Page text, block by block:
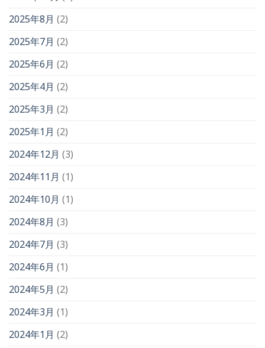
2025年8月 (2)
2025年7月 (2)
2025年6月 (2)
2025年4月 (2)
2025年3月 (2)
2025年1月 (2)
2024年12月 (3)
2024年11月 (1)
2024年10月 (1)
2024年8月 (3)
2024年7月 (3)
2024年6月 (1)
2024年5月 (2)
2024年3月 (1)
2024年1月 (2)